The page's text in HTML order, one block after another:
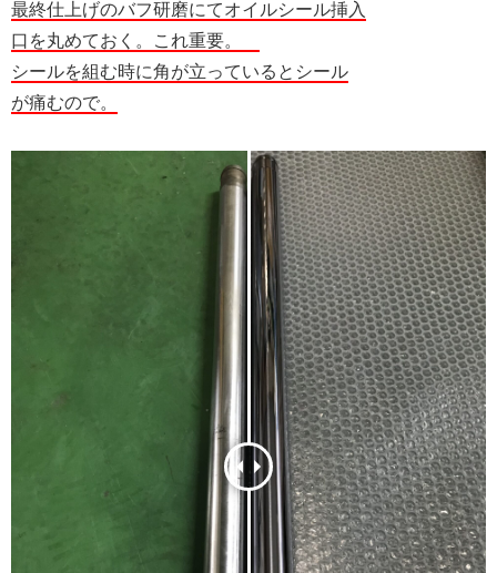
最終仕上げのバフ研磨にてオイルシール挿入
口を丸めておく。これ重要。
シールを組む時に角が立っているとシール
が痛むので。